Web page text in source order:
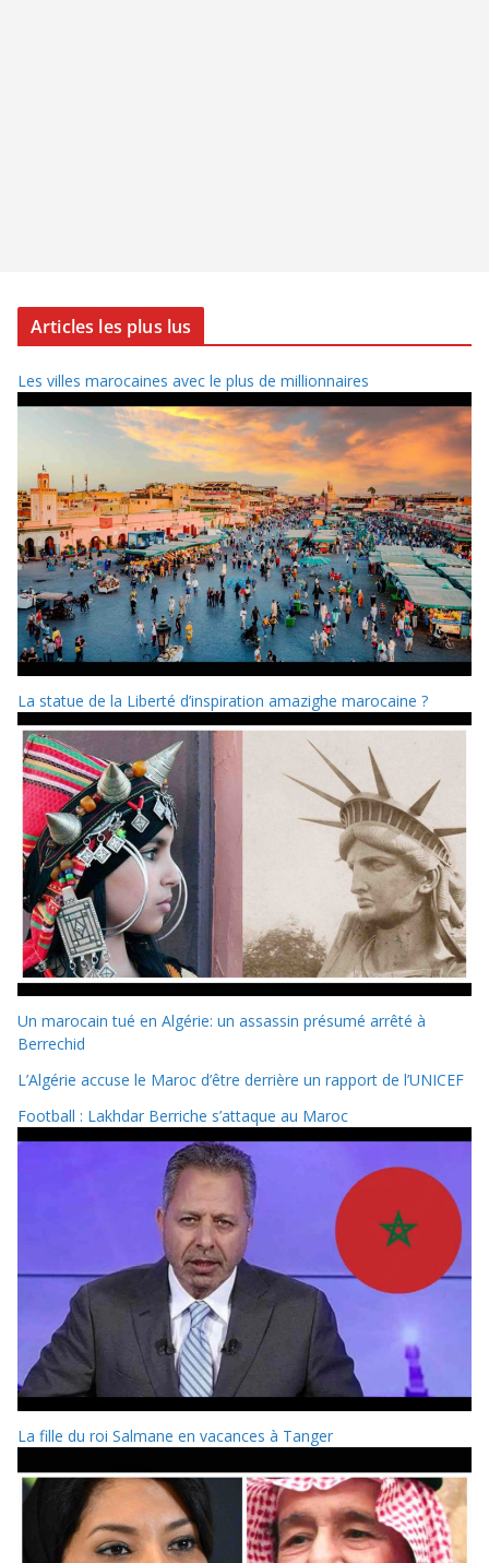
Articles les plus lus
Les villes marocaines avec le plus de millionnaires
La statue de la Liberté d’inspiration amazighe marocaine ?
Un marocain tué en Algérie: un assassin présumé arrêté à
Berrechid
L’Algérie accuse le Maroc d’être derrière un rapport de l’UNICEF
Football : Lakhdar Berriche s’attaque au Maroc
La fille du roi Salmane en vacances à Tanger